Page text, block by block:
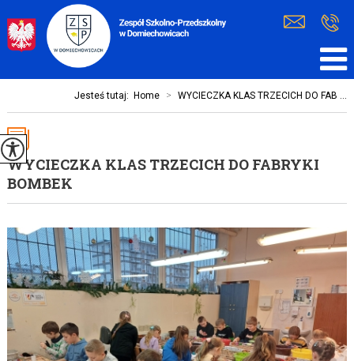
Jesteś tutaj: Home > WYCIECZKA KLAS TRZECICH DO FAB ...
WYCIECZKA KLAS TRZECICH DO FABRYKI
BOMBEK